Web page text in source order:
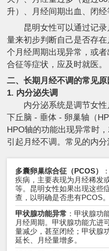
升）、月经间期出血、闭经
昆明女性可以通过记
量来初步判断自己是否存
个月经周期出现异常，或
合征等症状，应及时就医。
二、长期月经不调的常见原
1. 内分泌失调
内分泌系统是调节女
下丘脑 - 垂体 - 卵巢轴（
HPO轴的功能出现异常时
引起月经不调。常见的内分
多囊卵巢综合征（PCOS）
疾病，主要表现为月经稀发
等。昆明女性如果出现这些
查，以明确是否患有PCOS。
甲状腺功能异常 ：甲状腺功
月经周期。甲状腺功能亢进
量减少，甚至闭经；甲状腺
延长、月经量增多。